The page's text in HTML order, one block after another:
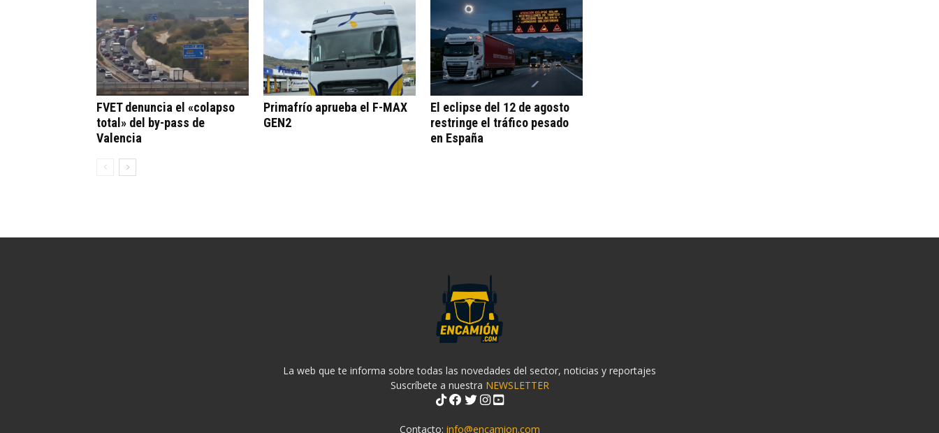
FVET denuncia el «colapso
total» del by-pass de
Valencia
Primafrío aprueba el F-MAX
GEN2
El eclipse del 12 de agosto
restringe el tráfico pesado
en España
La web que te informa sobre todas las novedades del sector, noticias y reportajes
Suscríbete a nuestra NEWSLETTER
Contacto: info@encamion.com